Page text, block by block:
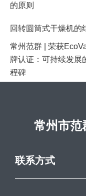
的原则
回转圆筒式干燥机的
常州范群 | 荣获
牌认证：可持续发展
程碑
常州市范
联系方式